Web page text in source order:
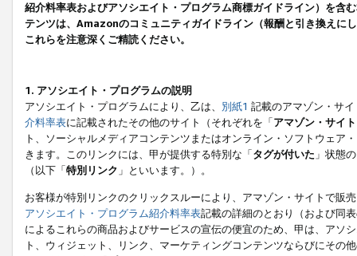
紹介料率表およびアソシエイト・プログラム商標ガイドライン）を
テンツは、Amazonのコミュニティガイドライン（報酬と引き換えに
これらを注意深くご精読ください。
1. アソシエイト・プログラムの説明
アソシエイト・プログラムにより、乙は、 別紙1 記載のアマゾン・サ
介料率表に記載されたその他のサイト（それぞれを「アマゾン・サイト
ト、ソーシャルメディアコンテンツまたはオンライン・ソフトウェア
きます。このリンクには、甲が提供する特別な「タグが付いた 」状態
（以下「特別リンク 」といいます。）。
お客様が特別リンクのクリックスルーにより、アマゾン・サイトで販
アソシエイト・プログラム紹介料率表記載の詳細のとおり（および同
によるこれらの商品およびサービスの宣伝の便宜のため、甲は、アソ
ト、ウィジェット、リンク、マーケティングコンテンツならびにその